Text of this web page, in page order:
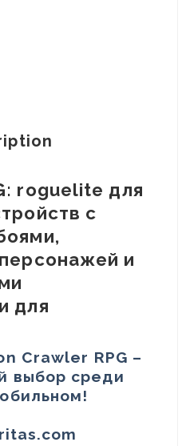
roguelite для
с
и
для
Crawler RPG –
выбор среди